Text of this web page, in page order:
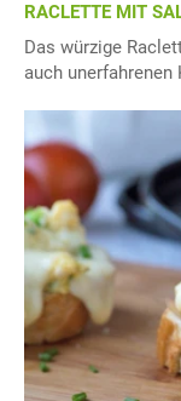
RACLETTE MIT
Das würzige
auch